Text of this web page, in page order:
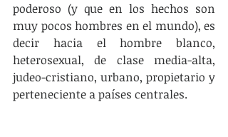
poderoso (y que en los hechos son
muy pocos hombres en el mundo), es
decir hacia el hombre blanco,
heterosexual, de clase media-alta,
judeo-cristiano, urbano, propietario y
perteneciente a países centrales.